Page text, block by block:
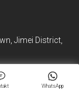
Jimei District,
WhatsApp